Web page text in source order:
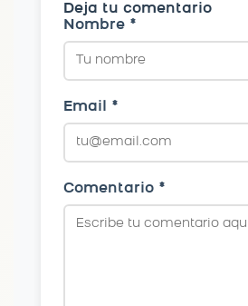
Deja tu comentario
Nombre *
Email *
Comentario *